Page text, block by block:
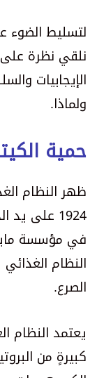
لتسليط الضوء
نلقي نظرة
الإيجابيات
ولماذا.
حمية
ظهر النظام
1924 على
في مؤسسة
النظام
الصرع.
يعتمد النظام
كبيرةٍ من